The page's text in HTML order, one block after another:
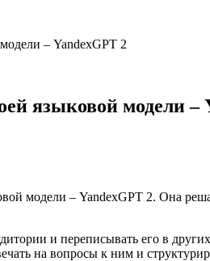
– YandexGPT 2
языковой модели –
модели – YandexGPT 2. Она
и переписывать его в
на вопросы к ним и